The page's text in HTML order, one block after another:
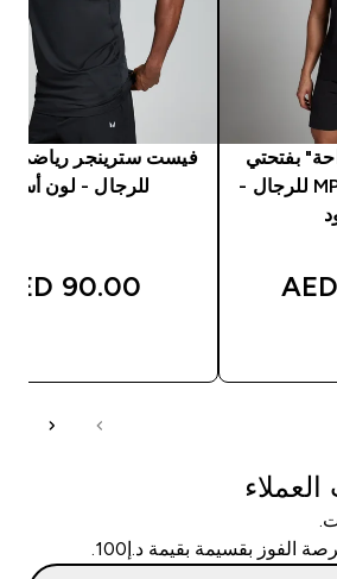
بفتحتي
ذراع واسعتين من MP للرجال -
للرجال - لون أسود
90.00 AED‎
الفوز بقسيمة بقيمة د.إ100.